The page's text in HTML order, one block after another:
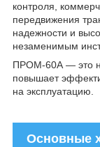
контроля,
передвижения
надежности и
незаменимым
ПРОМ-60А — это
повышает
на эксплуатацию.
Основные